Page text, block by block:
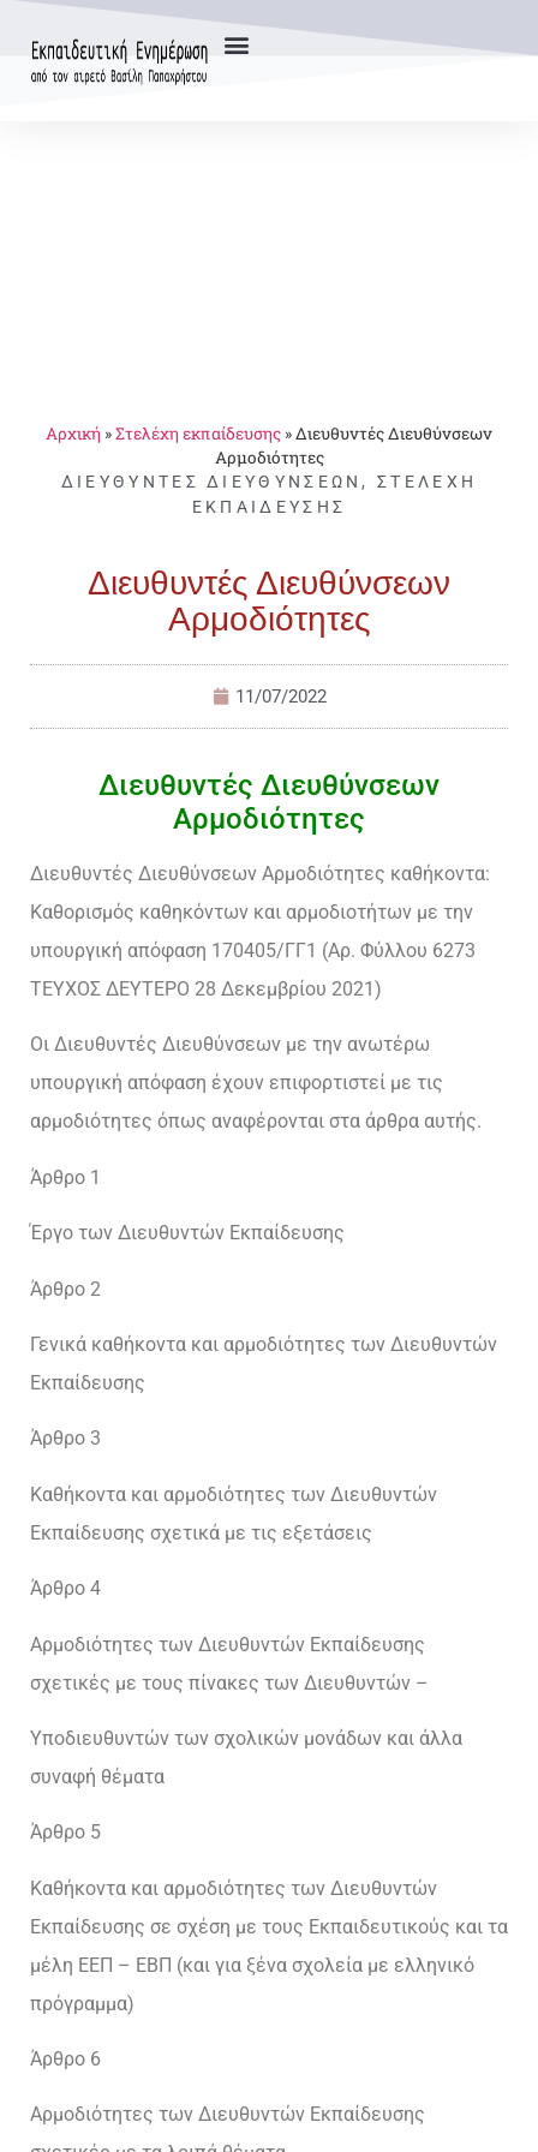
Αρχική »Στελέχη εκπαίδευσης »Διευθυντές Διευθύνσεων
Αρμοδιότητες
ΔΙΕΥΘΥΝΤΈΣ ΔΙΕΥΘΎΝΣΕΩΝ ,ΣΤΕΛΈΧΗ
ΕΚΠΑΊΔΕΥΣΗΣ
Διευθυντές Διευθύνσεων
Αρμοδιότητες
11/07/2022
Διευθυντές Διευθύνσεων
Αρμοδιότητες
Διευθυντές Διευθύνσεων Αρμοδιότητες καθήκοντα:
Καθορισμός καθηκόντων και αρμοδιοτήτων με την
υπουργική απόφαση 170405/ΓΓ1 (Αρ. Φύλλου 6273
ΤΕΥΧΟΣ ΔΕΥΤΕΡΟ 28 Δεκεμβρίου 2021)
Οι Διευθυντές Διευθύνσεων με την ανωτέρω
υπουργική απόφαση έχουν επιφορτιστεί με τις
αρμοδιότητες όπως αναφέρονται στα άρθρα αυτής.
Άρθρο 1
Έργο των Διευθυντών Εκπαίδευσης
Άρθρο 2
Γενικά καθήκοντα και αρμοδιότητες των Διευθυντών
Εκπαίδευσης
Άρθρο 3
Καθήκοντα και αρμοδιότητες των Διευθυντών
Εκπαίδευσης σχετικά με τις εξετάσεις
Άρθρο 4
Αρμοδιότητες των Διευθυντών Εκπαίδευσης
σχετικές με τους πίνακες των Διευθυντών –
Υποδιευθυντών των σχολικών μονάδων και άλλα
συναφή θέματα
Άρθρο 5
Καθήκοντα και αρμοδιότητες των Διευθυντών
Εκπαίδευσης σε σχέση με τους Εκπαιδευτικούς και τα
μέλη ΕΕΠ – ΕΒΠ (και για ξένα σχολεία με ελληνικό
πρόγραμμα)
Άρθρο 6
Αρμοδιότητες των Διευθυντών Εκπαίδευσης